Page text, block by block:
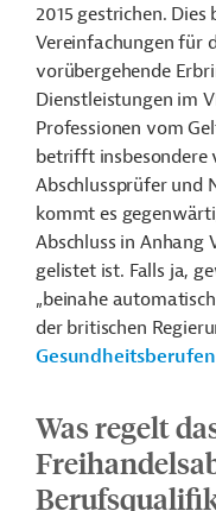
2015 gestrichen.
Vereinfachungen für
vorübergehende
Dienstleistungen im
Professionen vom
betrifft insbesondere
Abschlussprüfer und
kommt es
Abschluss in Anhang
gelistet ist. Falls ja,
„beinahe
der britischen
Gesundheitsberufen
Was regelt